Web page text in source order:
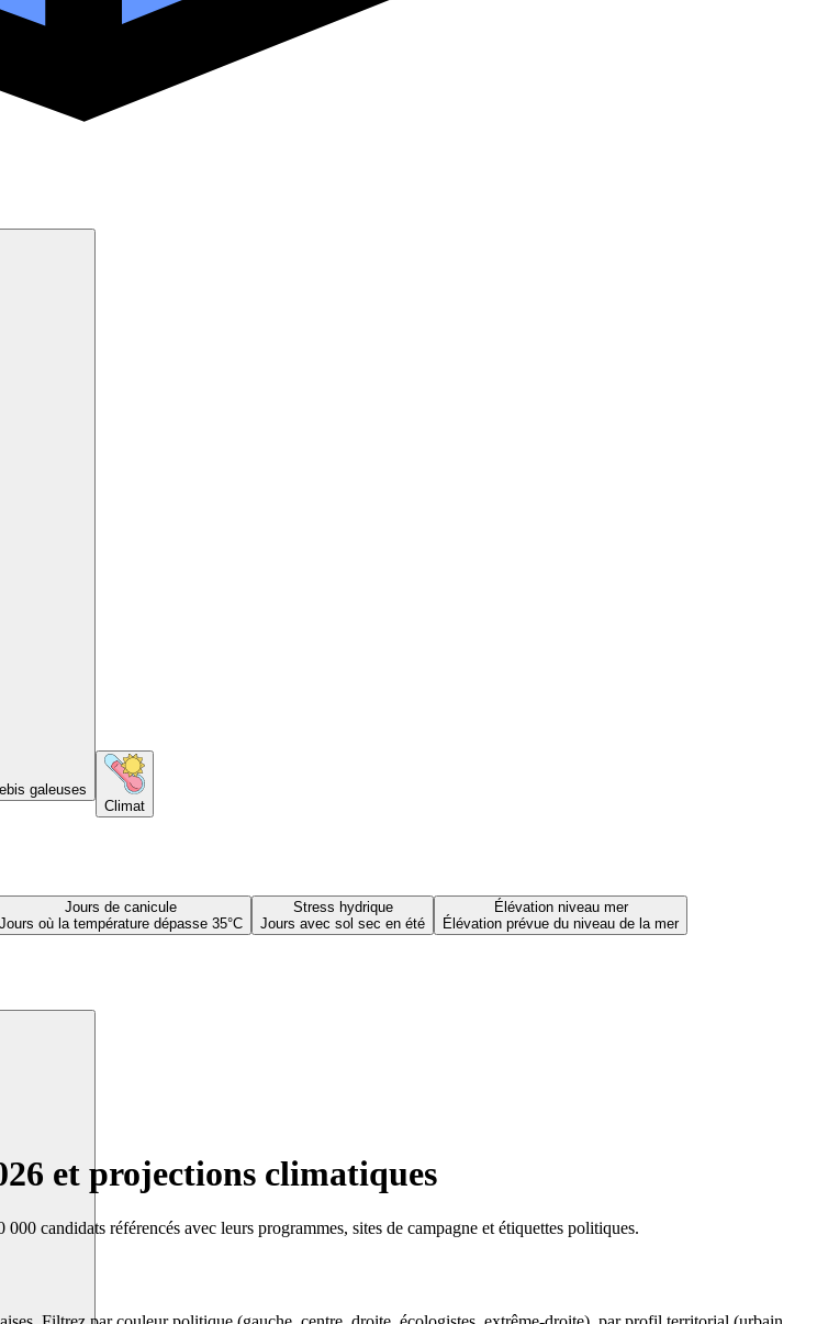
galeuses
Climat
Jours de canicule
Jours où la température dépasse 35°C
Stress hydrique
Jours avec sol sec en été
Élévation niveau mer
Élévation prévue du niveau de la mer
et projections climatiques
candidats référencés avec leurs programmes, sites de campagne et étiquettes politiques.